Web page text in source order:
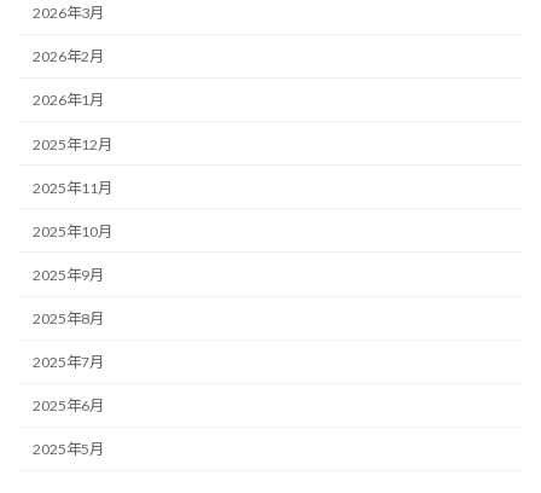
2026年3月
2026年2月
2026年1月
2025年12月
2025年11月
2025年10月
2025年9月
2025年8月
2025年7月
2025年6月
2025年5月